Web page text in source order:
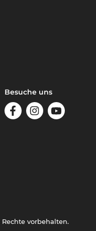
Besuche uns
vorbehalten.